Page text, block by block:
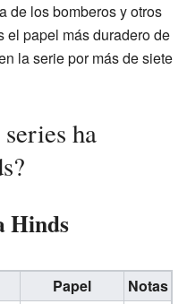
de los bomberos y otros
el papel más duradero de
la serie por más de siete
ha
Hinds
Papel
Notas